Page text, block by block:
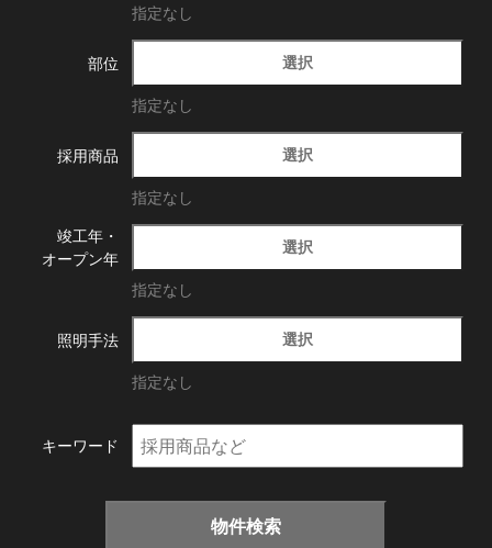
指定なし
部位 選択
指定なし
採用商品 選択
指定なし
竣工年・
オープン年
選択
指定なし
照明手法 選択
指定なし
キーワード
物件検索